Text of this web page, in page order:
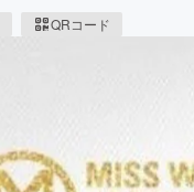
QRコード